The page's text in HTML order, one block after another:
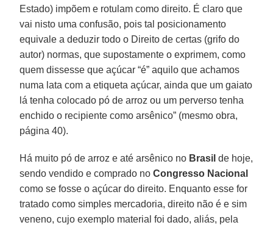
Estado) impõem e rotulam como direito. É claro que
vai nisto uma confusão, pois tal posicionamento
equivale a deduzir todo o Direito de certas (grifo do
autor) normas, que supostamente o exprimem, como
quem dissesse que açúcar “é” aquilo que achamos
numa lata com a etiqueta açúcar, ainda que um gaiato
lá tenha colocado pó de arroz ou um perverso tenha
enchido o recipiente como arsênico” (mesmo obra,
página 40).
Há muito pó de arroz e até arsênico no Brasil de hoje,
sendo vendido e comprado noCongresso Nacional
como se fosse o açúcar do direito. Enquanto esse for
tratado como simples mercadoria, direito não é e sim
veneno, cujo exemplo material foi dado, aliás, pela